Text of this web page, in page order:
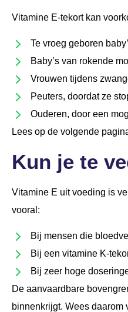
Vitamine E-tekort kan
Te vroeg geboren
Baby’s van rokende
Vrouwen tijdens
Peuters, doordat ze
Ouderen, door een
Lees op de volgende
Kun je te
Vitamine E uit voeding is
vooral:
Bij mensen die
Bij een vitamine K-
Bij zeer hoge
De aanvaardbare
binnenkrijgt. Wees